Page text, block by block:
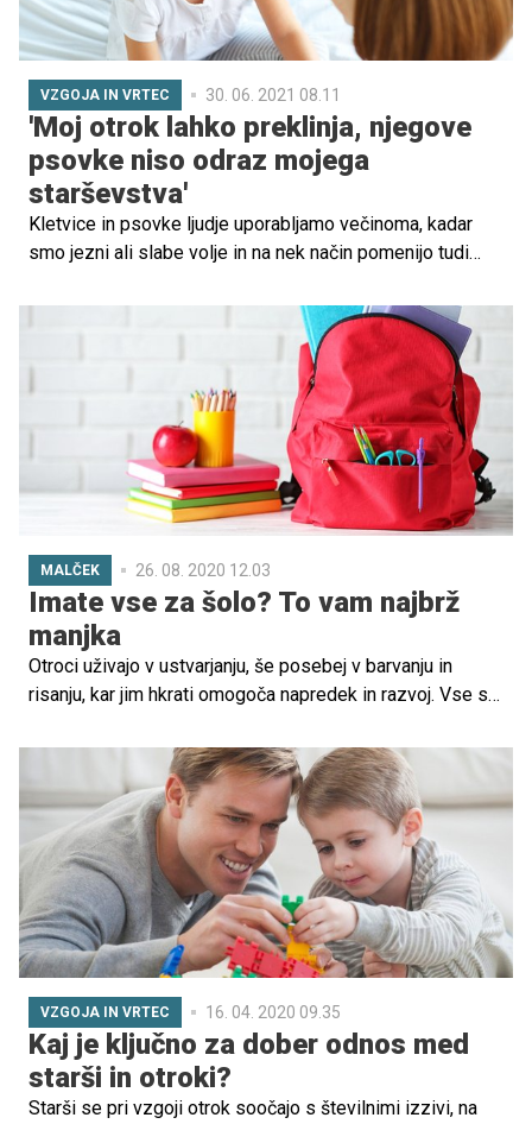
VZGOJA IN VRTEC 30. 06. 2021 08.11
'Moj otrok lahko preklinja, njegove
psovke niso odraz mojega
starševstva'
Kletvice in psovke ljudje uporabljamo večinoma, kadar
smo jezni ali slabe volje in na nek način pomenijo tudi
besede in večina staršev je zaprepadenih, kadar pridejo
MALČEK 26. 08. 2020 12.03
Imate vse za šolo? To vam najbrž
manjka
Otroci uživajo v ustvarjanju, še posebej v barvanju in
risanju, kar jim hkrati omogoča napredek in razvoj. Vse se
in vso njegovo barvno paleto. Kako jih lahko spodbudite,
da se bodo veselili tudi uspeha v šolskih klopeh, pa si
preberite v nadaljevanju.
VZGOJA IN VRTEC 16. 04. 2020 09.35
Kaj je ključno za dober odnos med
starši in otroki?
Starši se pri vzgoji otrok soočajo s številnimi izzivi, na